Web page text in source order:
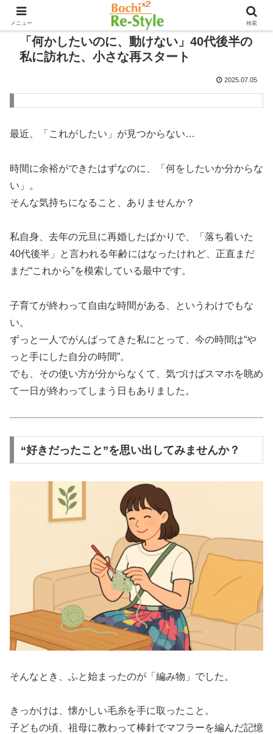
「何かしたいのに、動けない」40代後半の
私に訪れた、小さな再スタート
2025.07.05
最近、「これがしたい」が見つからない…
時間に余裕ができたはずなのに、「何をしたいか分からな
い」。
そんな気持ちになること、ありませんか？
私自身、去年の元旦に再婚したばかりで、「落ち着いた
40代後半」と言われる年齢にはなったけれど、正直まだ
まだ“これから”を模索している最中です。
子育てが終わって自由な時間がある、というわけでもな
い。
ずっと一人でがんばってきた私にとって、今の時間は“や
っと手にした自分の時間”。
でも、その使い方が分からなくて、気づけばスマホを眺め
て一日が終わってしまう日もありました。
“好きだったこと”を思い出してみませんか？
そんなとき、ふと始まったのが「編み物」でした。
きっかけは、懐かしい毛糸を手に取ったこと。
子どもの頃、祖母に教わって棒針でマフラーを編んだ記憶
メニュー 検索